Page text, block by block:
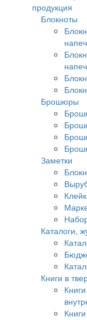
продукция
Блокноты
Брошюры
Заметки
Каталоги,
Книги в